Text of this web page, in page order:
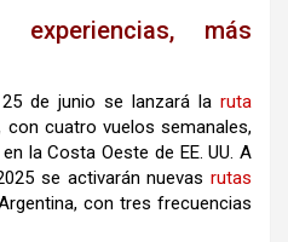
más
de junio se lanzará la ruta
con cuatro vuelos semanales,
la Costa Oeste de EE. UU. A
se activarán nuevas rutas
con tres frecuencias